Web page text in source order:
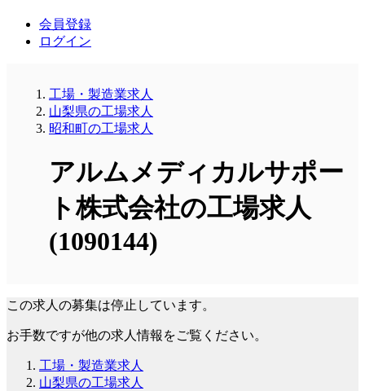
会員登録
ログイン
工場・製造業求人
山梨県の工場求人
昭和町の工場求人
アルムメディカルサポー
ト株式会社の工場求人
(1090144)
この求人の募集は停止しています。
お手数ですが他の求人情報をご覧ください。
工場・製造業求人
山梨県の工場求人